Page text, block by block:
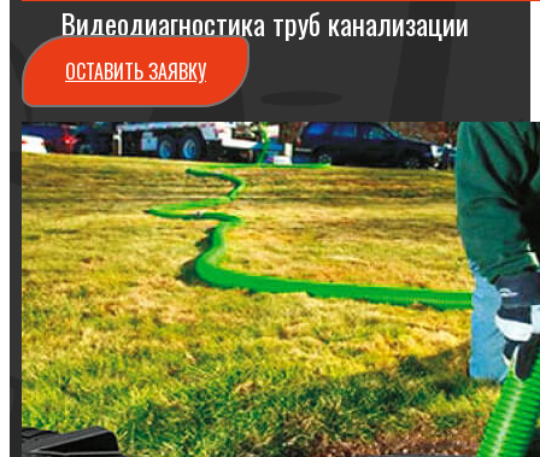
Видеодиагностика труб канализации
ОСТАВИТЬ ЗАЯВКУ